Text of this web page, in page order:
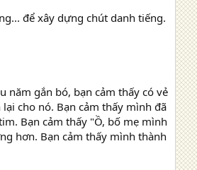
để xây dựng chút danh tiếng.
năm gắn bó, bạn cảm thấy có vẻ
cho nó. Bạn cảm thấy mình đã
Bạn cảm thấy "Ồ, bố mẹ mình
hơn. Bạn cảm thấy mình thành